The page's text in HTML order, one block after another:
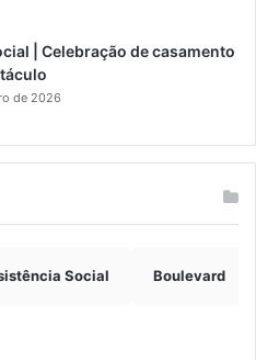
| Celebração de casamento
de 2026
Social Boulevard